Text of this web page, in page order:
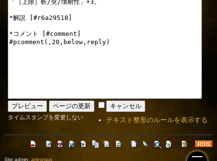
タイムスタンプを変更しない テキスト整形のルールを表示する
Site admin: artesnaut